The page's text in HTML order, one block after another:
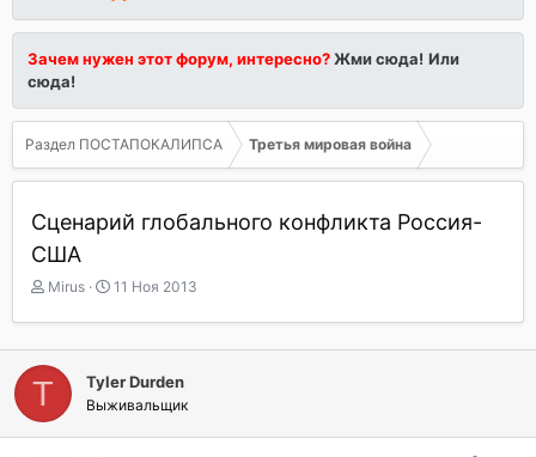
Зачем нужен этот форум, интересно?Жми сюда! Или
сюда!
Раздел ПОСТАПОКАЛИПСА Третья мировая война
Сценарий глобального конфликта Россия-
США
А
т
о
р
е
м
Mirus
Д
т
а
а
ч
а
11 Ноя 2013
T Tyler Durden
Выживальщик